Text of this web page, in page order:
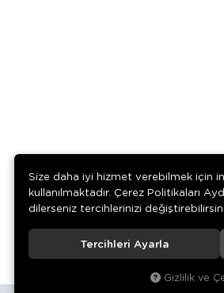
© 2020Rengarenk Pet Shop. Tüm
Size daha iyi hizmet verebilmek için
kullanılmaktadır. Çerez Politikaları
dilerseniz tercihlerinizi
Tercihleri Ayarla
Gizlilik ve